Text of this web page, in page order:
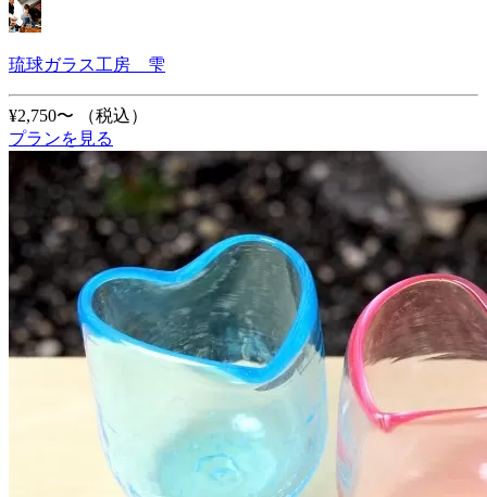
琉球ガラス工房 雫
¥2,750〜
（税込）
プランを見る